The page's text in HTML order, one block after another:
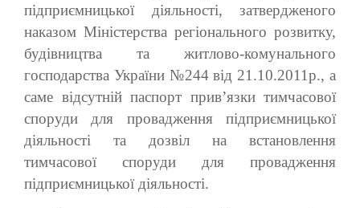
підприємницької діяльності, затвердженого
наказом Міністерства регіонального розвитку,
будівництва та житлово-комунального
господарства України №244 від 21.10.2011р., а
саме відсутній паспорт прив’язки тимчасової
споруди для провадження підприємницької
діяльності та дозвіл на встановлення
тимчасової споруди для провадження
підприємницької діяльності.